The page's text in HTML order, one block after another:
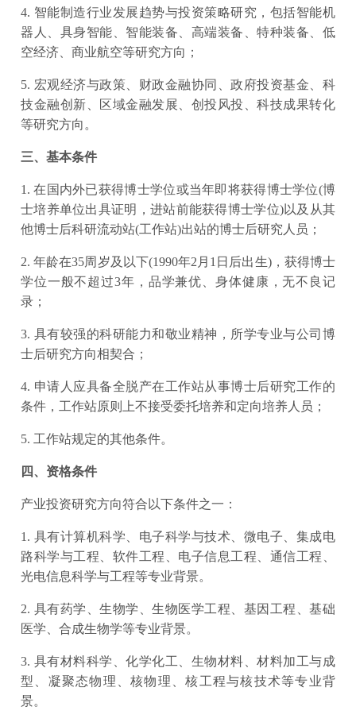
4. 智能制造行业发展趋势与投资策略研究，包括智能机
器人、具身智能、智能装备、高端装备、特种装备、低
空经济、商业航空等研究方向；
5. 宏观经济与政策、财政金融协同、政府投资基金、科
技金融创新、区域金融发展、创投风投、科技成果转化
等研究方向。
三、基本条件
1. 在国内外已获得博士学位或当年即将获得博士学位(博
士培养单位出具证明，进站前能获得博士学位)以及从其
他博士后科研流动站(工作站)出站的博士后研究人员；
2. 年龄在35周岁及以下(1990年2月1日后出生)，获得博士
学位一般不超过3年，品学兼优、身体健康，无不良记
录；
3. 具有较强的科研能力和敬业精神，所学专业与公司博
士后研究方向相契合；
4. 申请人应具备全脱产在工作站从事博士后研究工作的
条件，工作站原则上不接受委托培养和定向培养人员；
5. 工作站规定的其他条件。
四、资格条件
产业投资研究方向符合以下条件之一：
1. 具有计算机科学、电子科学与技术、微电子、集成电
路科学与工程、软件工程、电子信息工程、通信工程、
光电信息科学与工程等专业背景。
2. 具有药学、生物学、生物医学工程、基因工程、基础
医学、合成生物学等专业背景。
3. 具有材料科学、化学化工、生物材料、材料加工与成
型、凝聚态物理、核物理、核工程与核技术等专业背
景。